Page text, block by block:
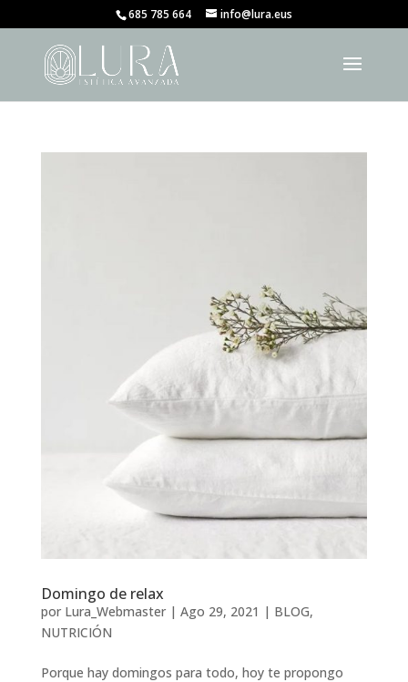
685 785 664 info@lura.eus
Domingo de relax
por Lura_Webmaster| Ago 29, 2021 | BLOG,
NUTRICIÓN
Porque hay domingos para todo, hoy te propongo